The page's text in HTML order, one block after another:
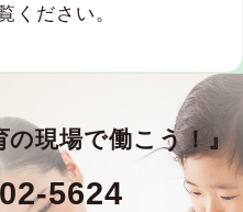
ください。
現場で働こう！』
5624